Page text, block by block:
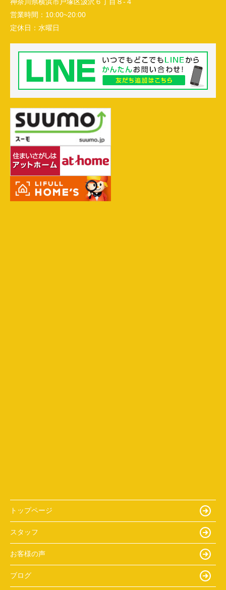
神奈川県横浜市戸塚区汲沢６丁目８-４
営業時間： 10:00~20:00
定休日： 水曜日
トップページ
スタッフ
お客様の声
ブログ